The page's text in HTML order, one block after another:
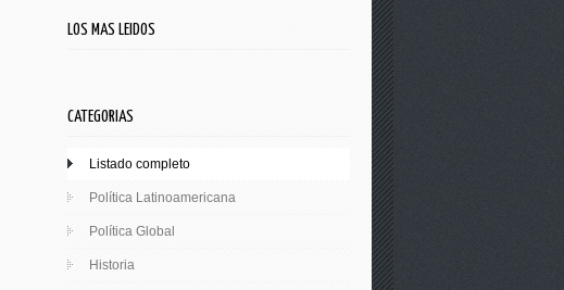
LOS MAS LEIDOS
CATEGORIAS
Listado completo
Política Latinoamericana
Política Global
Historia